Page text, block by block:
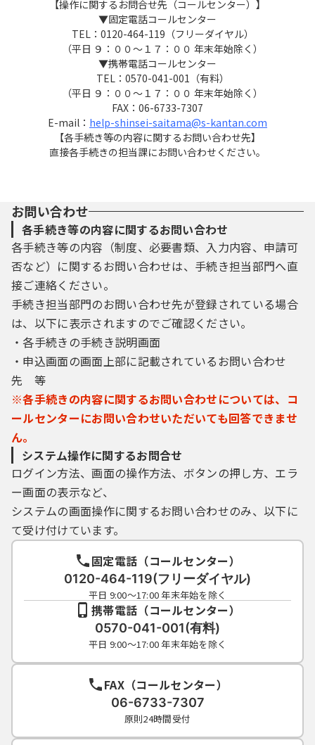
【操作に関するお問合せ先（コールセンター）】
▼固定電話コールセンター
TEL：0120-464-119（フリーダイヤル）
（平日 ９：００～１７：００ 年末年始除く）
▼携帯電話コールセンター
TEL：0570-041-001（有料）
（平日 ９：００～１７：００ 年末年始除く）
FAX：06-6733-7307
E-mail： help-shinsei-saitama@s-kantan.com
【各手続き等の内容に関するお問い合わせ先】
直接各手続きの担当課にお問い合わせください。
お問い合わせ
各手続き等の内容に関するお問い合わせ
各手続き等の内容（制度、必要書類、入力内容、申請可
否など）に関するお問い合わせは、手続き担当部門へ直
接ご連絡ください。
手続き担当部門のお問い合わせ先が登録されている場合
は、以下に表示されますのでご確認ください。
・各手続きの手続き説明画面
・申込画面の画面上部に記載されているお問い合わせ
先 等
※各手続きの内容に関するお問い合わせについては、コ
ールセンターにお問い合わせいただいても回答できませ
ん。
システム操作に関するお問合せ
ログイン方法、画面の操作方法、ボタンの押し方、エラ
ー画面の表示など、
システムの画面操作に関するお問い合わせのみ、以下に
て受け付けています。
固定電話（コールセンター）
0120-464-119(フリーダイヤル)
平日 9:00～17:00 年末年始を除く
携帯電話（コールセンター）
0570-041-001(有料)
平日 9:00～17:00 年末年始を除く
FAX（コールセンター）
06-6733-7307
原則24時間受付